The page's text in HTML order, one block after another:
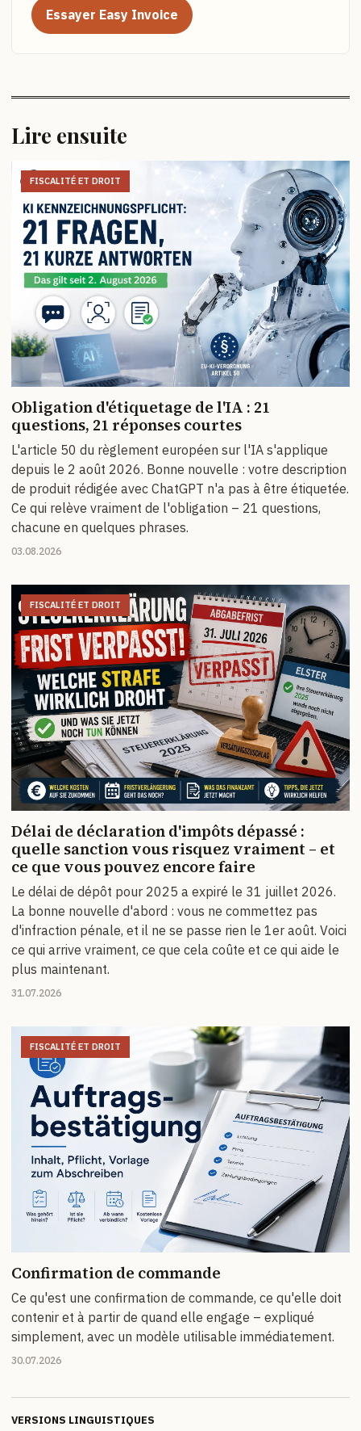
Essayer Easy Invoice
Lire ensuite
FISCALITÉ ET DROIT
Obligation d'étiquetage de l'IA : 21
questions, 21 réponses courtes
L'article 50 du règlement européen sur l'IA s'applique
depuis le 2 août 2026. Bonne nouvelle : votre description
de produit rédigée avec ChatGPT n'a pas à être étiquetée.
Ce qui relève vraiment de l'obligation – 21 questions,
chacune en quelques phrases.
03.08.2026
FISCALITÉ ET DROIT
Délai de déclaration d'impôts dépassé :
quelle sanction vous risquez vraiment – et
ce que vous pouvez encore faire
Le délai de dépôt pour 2025 a expiré le 31 juillet 2026.
La bonne nouvelle d'abord : vous ne commettez pas
d'infraction pénale, et il ne se passe rien le 1er août. Voici
ce qui arrive vraiment, ce que cela coûte et ce qui aide le
plus maintenant.
31.07.2026
FISCALITÉ ET DROIT
Confirmation de commande
Ce qu'est une confirmation de commande, ce qu'elle doit
contenir et à partir de quand elle engage – expliqué
simplement, avec un modèle utilisable immédiatement.
30.07.2026
VERSIONS LINGUISTIQUES